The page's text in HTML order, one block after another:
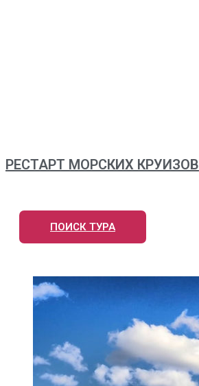
РЕСТАРТ МОРСКИХ КРУИЗОВ
ПОИСК ТУРА